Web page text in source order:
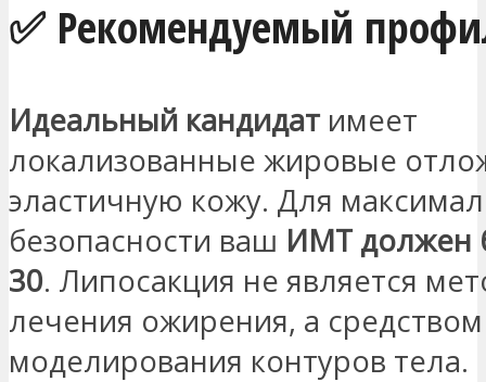
✅ Рекомендуемый
Идеальный кандидатимеет
локализованные жировые
эластичную кожу. Для
безопасности ваш ИМТ должен
30. Липосакция не является
лечения ожирения, а
моделирования контуров тела.